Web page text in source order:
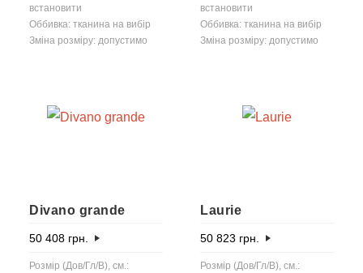
встановити
Оббивка: тканина на вибір
Зміна розміру: допустимо
встановити
Оббивка: тканина на вибір
Зміна розміру: допустимо
Divano grande
50 408 грн.
Розмір (Дов/Гл/В), см.:
Laurie
50 823 грн.
Розмір (Дов/Гл/В), см.: